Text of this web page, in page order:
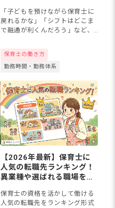
「子どもを預けながら保育士に
戻れるかな」「シフトはどこま
で融通が利くんだろう」など、
主婦の方もいるでしょう。今回
は、時給1,100〜1,400円...
保育士の働き方
勤務時間・勤務体系
【2026年最新】保育士に
人気の転職先ランキング！
異業種や選ばれる職場を一
保育士の資格を活かして働ける
人気の転職先をランキング形式